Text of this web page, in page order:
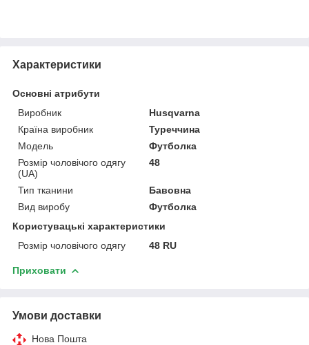
Характеристики
Основні атрибути
Виробник
Husqvarna
Країна виробник
Туреччина
Модель
Футболка
Розмір чоловічого одягу
(UA)
48
Тип тканини
Бавовна
Вид виробу
Футболка
Користувацькі характеристики
Розмір чоловічого одягу
48 RU
Приховати
Умови доставки
Нова Пошта